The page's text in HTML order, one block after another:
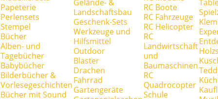
Papeterie
Perlensets
Stempel
Bücher
Alben- und
Tagebücher
Babybücher
Bilderbücher &
Vorlesegeschichten
Bücher mit Sound
Gelände- &
Landschaftsbau
Geschenk-Sets
Werkzeuge und
Hilfsmittel
Outdoor
Blaster
Drachen
Fahrrad
Gartengeräte
RC Boote
RC Fahrzeuge
RC Helicopter
RC
Landwirtschaft
und
Baumaschinen
RC
Quadrocopter
Schule